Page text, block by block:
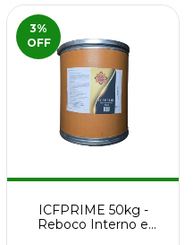
3%
OFF
ICFPRIME 50kg -
Reboco Interno e